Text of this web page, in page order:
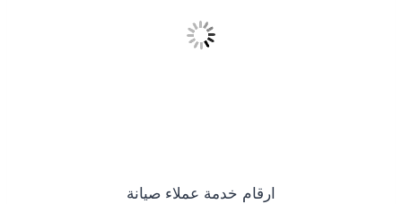
ارقام خدمة عملاء صيانة